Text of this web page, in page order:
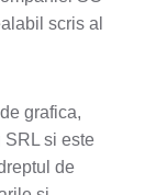
scris al
grafica,
SRL si este
de